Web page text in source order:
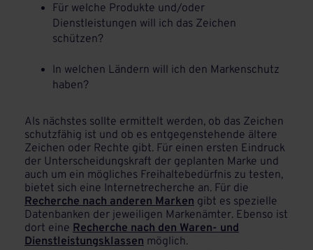
Für welche Produkte und/oder
Dienstleistungen will ich das Zeichen
schützen?
In welchen Ländern will ich den Markenschutz
haben?
Als nächstes sollte ermittelt werden, ob das Zeichen
schutzfähig ist und ob es entgegenstehende ältere
Zeichen oder Rechte gibt. Für einen ersten Eindruck
der Unterscheidungskraft der geplanten Marke und
auch um ein mögliches Freihaltebedürfnis zu testen,
bietet sich eine Internetrecherche an. Für die
Recherche nach anderen Marken gibt es spezielle
Datenbanken der jeweiligen Markenämter. Ebenso ist
dort eine Recherche nach den Waren- und
Dienstleistungsklassen möglich.